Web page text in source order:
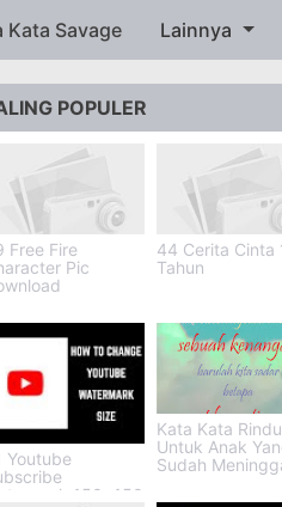
Kata Savage Lainnya
POPULER
Free Fire
Pic
44 Cerita Cinta
Tahun
Youtube
150x150
Kata Kata Rindu
Untuk Anak
Sudah